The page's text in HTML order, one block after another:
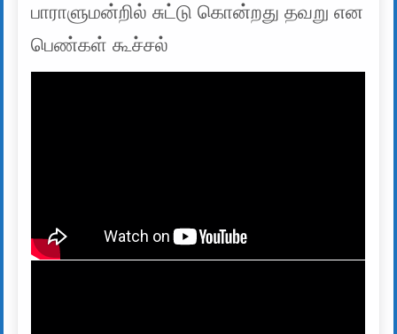
பாராளுமன்றில் சுட்டு கொன்றது தவறு என
பெண்கள் கூச்சல்